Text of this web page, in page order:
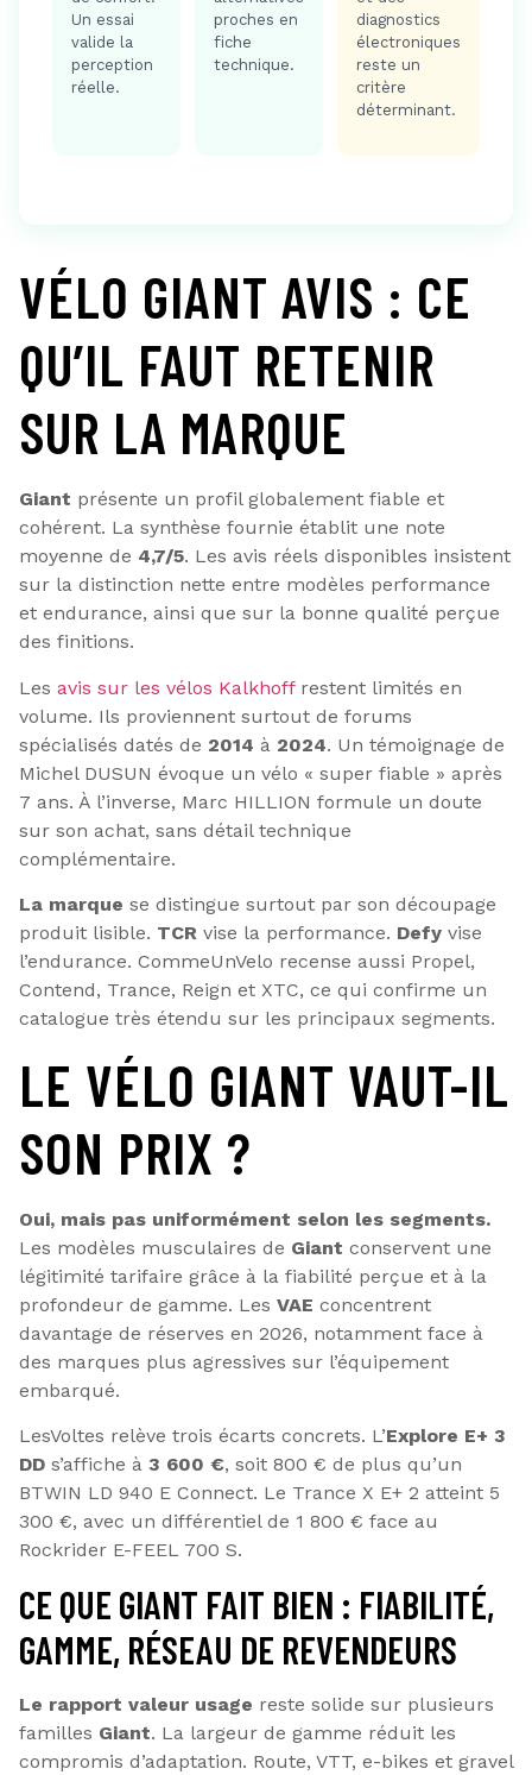
Un essai
valide la
perception
réelle.
proches en
fiche
technique.
diagnostics
électroniques
reste un
critère
déterminant.
VÉLO GIANT AVIS : CE
QU’IL FAUT RETENIR
SUR LA MARQUE
Giant présente un profil globalement fiable et
cohérent. La synthèse fournie établit une note
moyenne de 4,7/5. Les avis réels disponibles insistent
sur la distinction nette entre modèles performance
et endurance, ainsi que sur la bonne qualité perçue
des finitions.
Les avis sur les vélos Kalkhoffrestent limités en
volume. Ils proviennent surtout de forums
spécialisés datés de 2014 à 2024. Un témoignage de
Michel DUSUN évoque un vélo « super fiable » après
7 ans. À l’inverse, Marc HILLION formule un doute
sur son achat, sans détail technique
complémentaire.
La marque se distingue surtout par son découpage
produit lisible. TCR vise la performance. Defy vise
l’endurance. CommeUnVelo recense aussi Propel,
Contend, Trance, Reign et XTC, ce qui confirme un
catalogue très étendu sur les principaux segments.
LE VÉLO GIANT VAUT-IL
SON PRIX ?
Oui, mais pas uniformément selon les segments.
Les modèles musculaires de Giant conservent une
légitimité tarifaire grâce à la fiabilité perçue et à la
profondeur de gamme. Les VAE concentrent
davantage de réserves en 2026, notamment face à
des marques plus agressives sur l’équipement
embarqué.
LesVoltes relève trois écarts concrets. L’Explore E+ 3
DD s’affiche à 3 600 €, soit 800 € de plus qu’un
BTWIN LD 940 E Connect. Le Trance X E+ 2 atteint 5
300 €, avec un différentiel de 1 800 € face au
Rockrider E-FEEL 700 S.
CE QUE GIANT FAIT BIEN : FIABILITÉ,
GAMME, RÉSEAU DE REVENDEURS
Le rapport valeur usage reste solide sur plusieurs
familles Giant. La largeur de gamme réduit les
compromis d’adaptation. Route, VTT, e-bikes et gravel